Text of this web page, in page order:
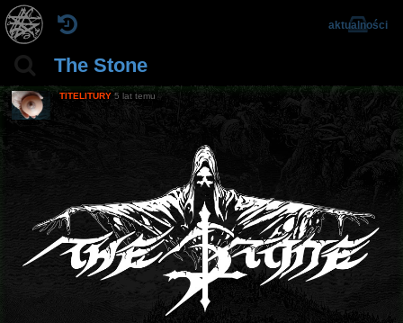
The Stone
aktualności
TITELITURY 5 lat temu